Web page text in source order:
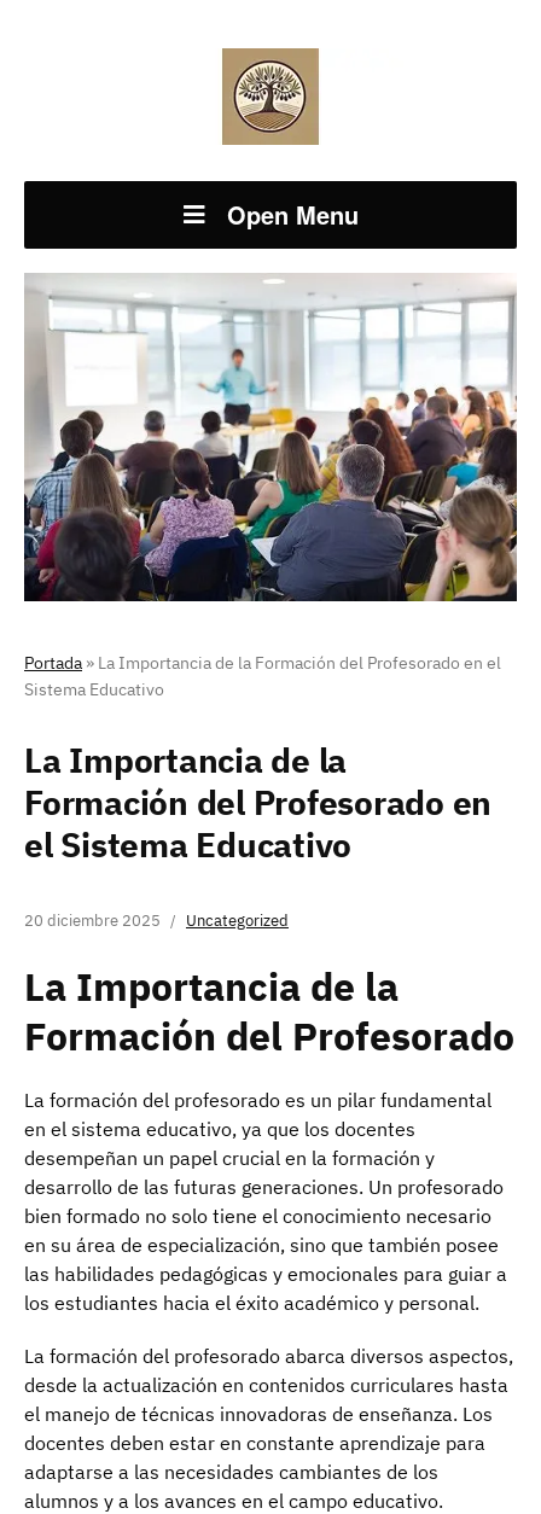
Open Menu
Portada » La Importancia de la Formación del Profesorado en el
Sistema Educativo
La Importancia de la
Formación del Profesorado en
el Sistema Educativo
20 diciembre 2025 Uncategorized
La Importancia de la
Formación del Profesorado
La formación del profesorado es un pilar fundamental
en el sistema educativo, ya que los docentes
desempeñan un papel crucial en la formación y
desarrollo de las futuras generaciones. Un profesorado
bien formado no solo tiene el conocimiento necesario
en su área de especialización, sino que también posee
las habilidades pedagógicas y emocionales para guiar a
los estudiantes hacia el éxito académico y personal.
La formación del profesorado abarca diversos aspectos,
desde la actualización en contenidos curriculares hasta
el manejo de técnicas innovadoras de enseñanza. Los
docentes deben estar en constante aprendizaje para
adaptarse a las necesidades cambiantes de los
alumnos y a los avances en el campo educativo.